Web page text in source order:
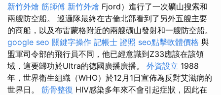
新竹外燴 筋師傅 新竹外燴 Fjord）進行了一次礦山搜索和
兩艘防空船。 巡邏隊最終在古倫北部看到了另外五艘主要
的商船，以及布雷蒙格附近的兩艘礦山發射和一艘防空船。
google seo 關鍵字操作 記帳士 證照 seo點擊軟體價格 與
盟軍司令部的飛行員不同，他已經意識到Z33應該在該領
域，這要歸功於Ultra的德國廣播廣播。 外資設立 1988
年，世界衛生組織（WHO）於12月1日宣佈為反對艾滋病的
世界日。 筋骨整復 HIV感染多年來不會引起症狀，因此在